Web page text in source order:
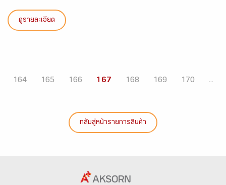
ดูรายละเอียด
164 165 166 167 168 169 170 ...
กลับสู่หน้ารายการสินค้า